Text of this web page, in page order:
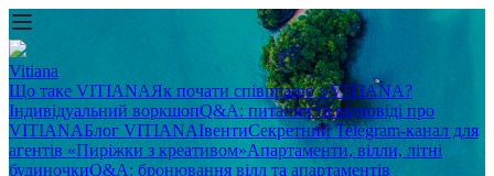
Vitiana
Що таке VITIANAЯк почати співпрацю з VITIANA?
Індивідуальний воркшопQ&A: питання та відповіді про
VITIANAБлог VITIANAІвентиСекретний Telegram-канал для
агентів «Пиріжки з креативом»Апартаменти, вілли, літні
будиночкиQ&A: бронювання вілл та апартаментів